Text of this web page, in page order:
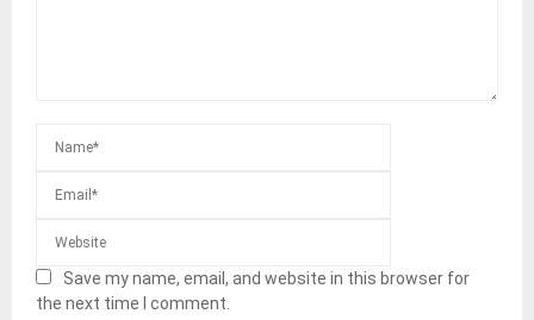
Save my name, email, and website in this browser for
the next time I comment.